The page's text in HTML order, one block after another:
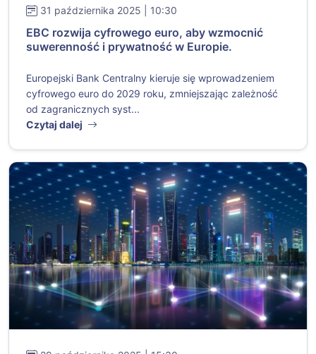
31 października 2025 | 10:30
EBC rozwija cyfrowego euro, aby wzmocnić
suwerenność i prywatność w Europie.
Europejski Bank Centralny kieruje się wprowadzeniem
cyfrowego euro do 2029 roku, zmniejszając zależność
od zagranicznych syst...
Czytaj dalej